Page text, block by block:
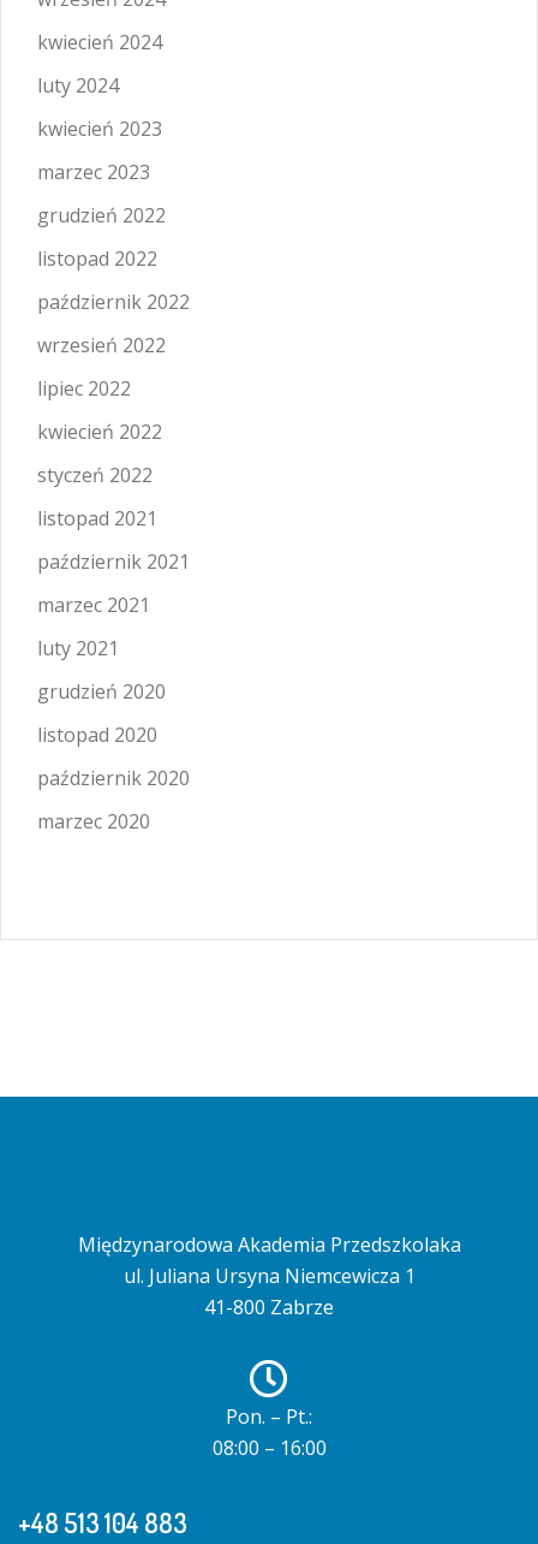
kwiecień 2024
luty 2024
kwiecień 2023
marzec 2023
grudzień 2022
listopad 2022
październik 2022
wrzesień 2022
lipiec 2022
kwiecień 2022
styczeń 2022
listopad 2021
październik 2021
marzec 2021
luty 2021
grudzień 2020
listopad 2020
październik 2020
marzec 2020
Międzynarodowa Akademia Przedszkolaka
ul. Juliana Ursyna Niemcewicza 1
41-800 Zabrze
Pon. – Pt.:
08:00 – 16:00
+48 513 104 883